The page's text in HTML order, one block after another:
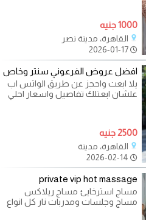
1000 جنيه
القاهرة، مدينة نصر
2026-01-17
افضل عروض الفرعوني سنتر وخاص
يلا ابعت واحجز عن طريق الواتس اب
علشان ابعتلك تفاصيل واسعار احلي
2500 جنيه
القاهرة، مدينة
private vip hot massage
مساج استرخايئ مساج ريلاكس
مساج وجلسات ومدربات نار كل انواع